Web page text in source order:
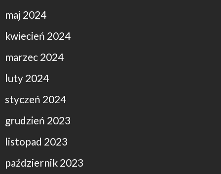
maj 2024
kwiecień 2024
marzec 2024
luty 2024
styczeń 2024
grudzień 2023
listopad 2023
październik 2023